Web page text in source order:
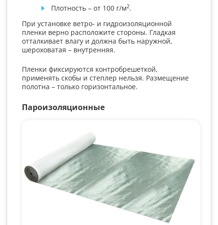
Плотность – от 100 г/м2.
При установке ветро- и гидроизоляционной
пленки верно расположите стороны. Гладкая
отталкивает влагу и должна быть наружной,
шероховатая – внутренняя.
Пленки фиксируются контробрешеткой,
применять скобы и степлер нельзя. Размещение
полотна – только горизонтальное.
Пароизоляционные